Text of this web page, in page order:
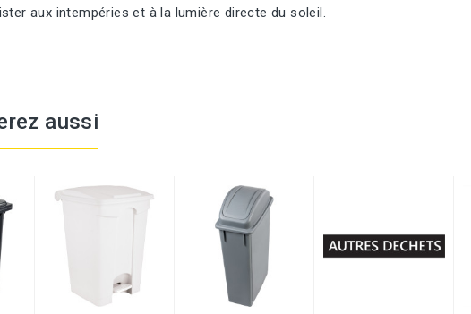
aux intempéries et à la lumière directe du soleil.
aussi